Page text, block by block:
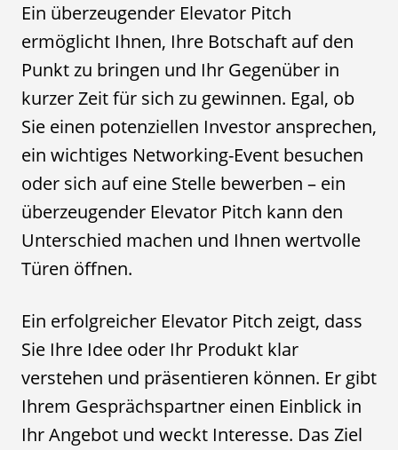
Ein überzeugender Elevator Pitch
ermöglicht Ihnen, Ihre Botschaft auf den
Punkt zu bringen und Ihr Gegenüber in
kurzer Zeit für sich zu gewinnen. Egal, ob
Sie einen potenziellen Investor ansprechen,
ein wichtiges Networking-Event besuchen
oder sich auf eine Stelle bewerben – ein
überzeugender Elevator Pitch kann den
Unterschied machen und Ihnen wertvolle
Türen öffnen.
Ein erfolgreicher Elevator Pitch zeigt, dass
Sie Ihre Idee oder Ihr Produkt klar
verstehen und präsentieren können. Er gibt
Ihrem Gesprächspartner einen Einblick in
Ihr Angebot und weckt Interesse. Das Ziel